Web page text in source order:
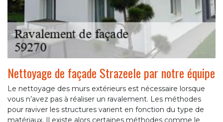
Nettoyage de façade Strazeele par notre équipe
Le nettoyage des murs extérieurs est nécessaire lorsque
vous n’avez pas à réaliser un ravalement. Les méthodes
pour raviver les structures varient en fonction du type de
matériaux. Il existe alors certaines méthodes comme le